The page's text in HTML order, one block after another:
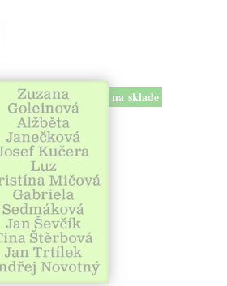
na sklade